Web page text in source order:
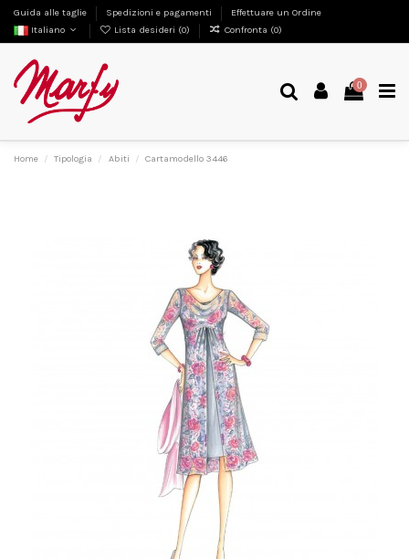
Guida alle taglie Spedizioni e pagamenti
Effettuare un Ordine
Italiano
Lista desideri (0) Confronta (0)
0
Home Tipologia Abiti Cartamodello 3446